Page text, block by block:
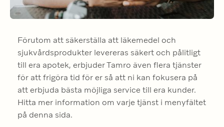
Förutom att säkerställa att läkemedel och
sjukvårdsprodukter levereras säkert och pålitligt
till era apotek, erbjuder Tamro även flera tjänster
för att frigöra tid för er så att ni kan fokusera på
att erbjuda bästa möjliga service till era kunder.
Hitta mer information om varje tjänst i menyfältet
på denna sida.